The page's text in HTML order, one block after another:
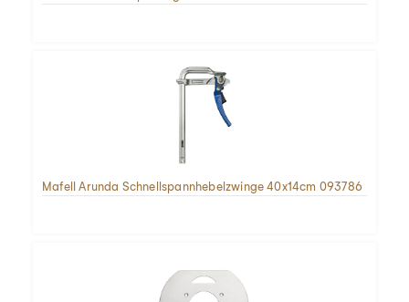
Mafell Arunda Schnellspannhebelzwinge 40x14cm 093786